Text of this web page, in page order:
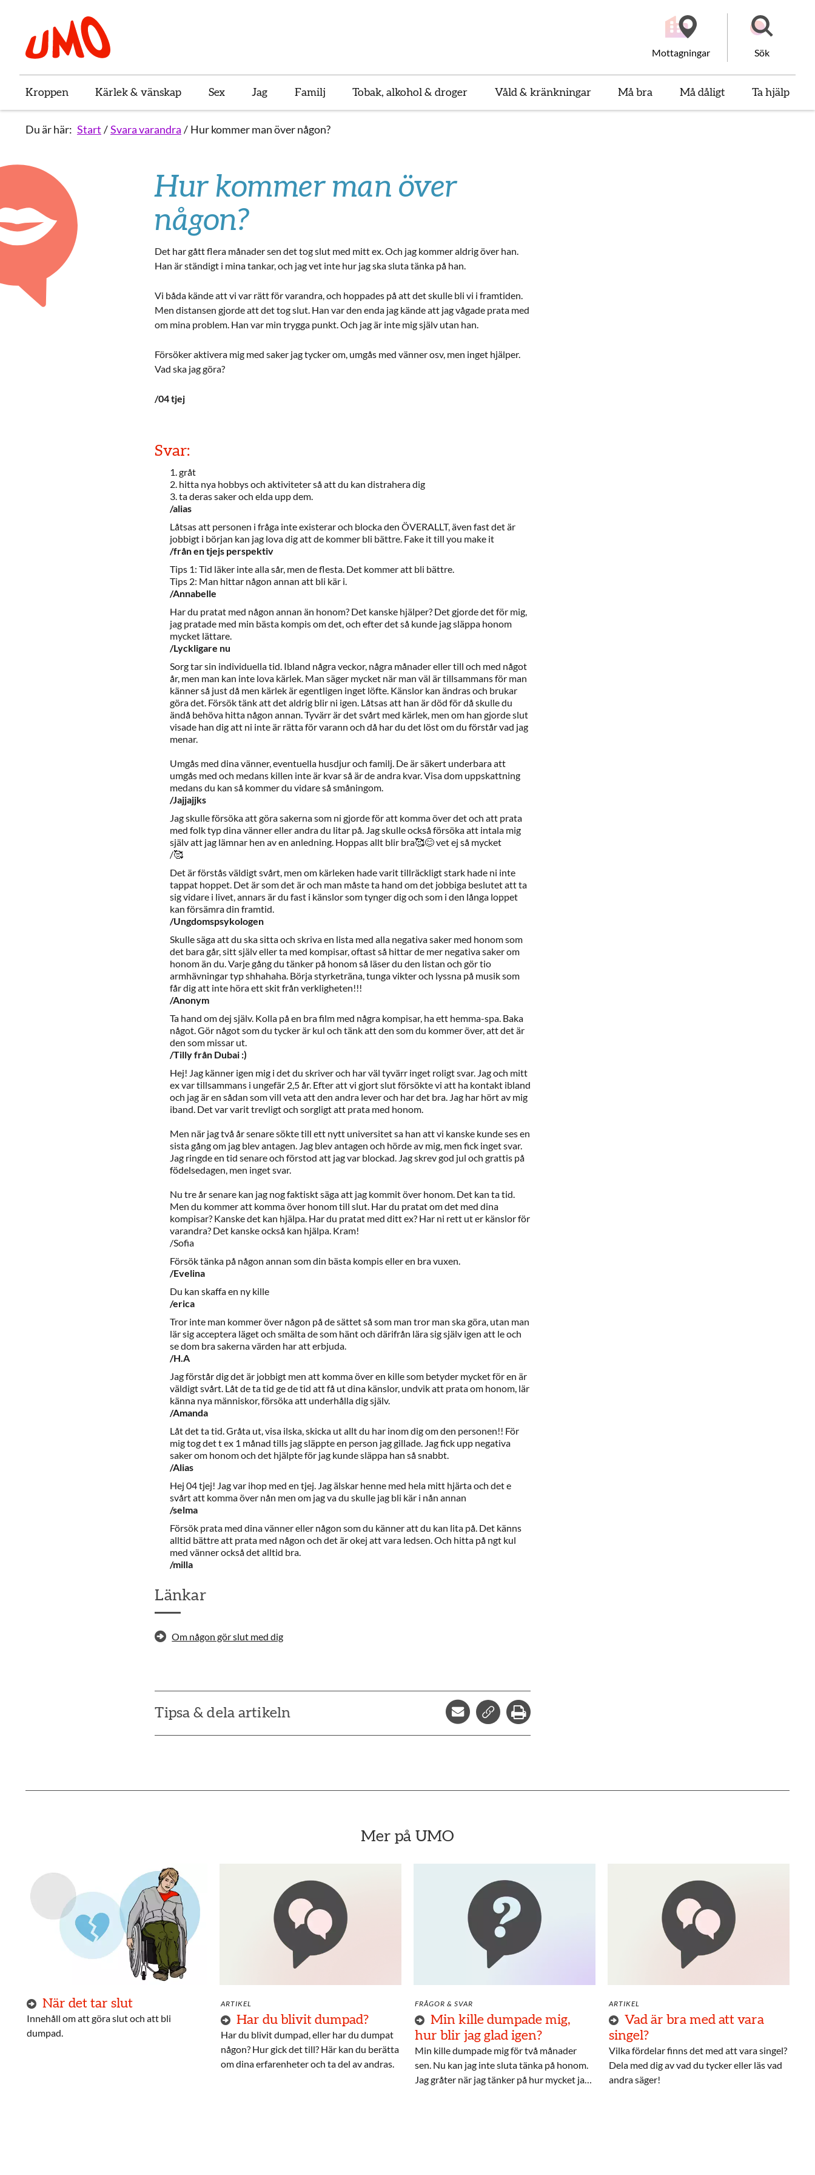
Till startsidan för Umo
Mottagningar Sök
Kroppen Kärlek & vänskap Sex Jag Familj Tobak, alkohol & droger Våld & kränkningar Må bra Må dåligt Ta hjälp
Du är här: Start Svara varandra Hur kommer man över någon?
Hur kommer man över
någon?
Det har gått flera månader sen det tog slut med mitt ex. Och jag kommer aldrig över han.
Han är ständigt i mina tankar, och jag vet inte hur jag ska sluta tänka på han.
Vi båda kände att vi var rätt för varandra, och hoppades på att det skulle bli vi i framtiden.
Men distansen gjorde att det tog slut. Han var den enda jag kände att jag vågade prata med
om mina problem. Han var min trygga punkt. Och jag är inte mig själv utan han.
Försöker aktivera mig med saker jag tycker om, umgås med vänner osv, men inget hjälper.
Vad ska jag göra?
/04 tjej
Svar:
1. gråt
2. hitta nya hobbys och aktiviteter så att du kan distrahera dig
3. ta deras saker och elda upp dem.
/alias
Låtsas att personen i fråga inte existerar och blocka den ÖVERALLT, även fast det är
jobbigt i början kan jag lova dig att de kommer bli bättre. Fake it till you make it
/från en tjejs perspektiv
Tips 1: Tid läker inte alla sår, men de flesta. Det kommer att bli bättre.
Tips 2: Man hittar någon annan att bli kär i.
/Annabelle
Har du pratat med någon annan än honom? Det kanske hjälper? Det gjorde det för mig,
jag pratade med min bästa kompis om det, och efter det så kunde jag släppa honom
mycket lättare.
/Lyckligare nu
Sorg tar sin individuella tid. Ibland några veckor, några månader eller till och med något
år, men man kan inte lova kärlek. Man säger mycket när man väl är tillsammans för man
känner så just då men kärlek är egentligen inget löfte. Känslor kan ändras och brukar
göra det. Försök tänk att det aldrig blir ni igen. Låtsas att han är död för då skulle du
ändå behöva hitta någon annan. Tyvärr är det svårt med kärlek, men om han gjorde slut
visade han dig att ni inte är rätta för varann och då har du det löst om du förstår vad jag
menar.
Umgås med dina vänner, eventuella husdjur och familj. De är säkert underbara att
umgås med och medans killen inte är kvar så är de andra kvar. Visa dom uppskattning
medans du kan så kommer du vidare så småningom.
/Jajjajjks
Jag skulle försöka att göra sakerna som ni gjorde för att komma över det och att prata
med folk typ dina vänner eller andra du litar på. Jag skulle också försöka att intala mig
själv att jag lämnar hen av en anledning. Hoppas allt blir bra🥰😊 vet ej så mycket
/🥰
Det är förstås väldigt svårt, men om kärleken hade varit tillräckligt stark hade ni inte
tappat hoppet. Det är som det är och man måste ta hand om det jobbiga beslutet att ta
sig vidare i livet, annars är du fast i känslor som tynger dig och som i den långa loppet
kan försämra din framtid.
/Ungdomspsykologen
Skulle säga att du ska sitta och skriva en lista med alla negativa saker med honom som
det bara går, sitt själv eller ta med kompisar, oftast så hittar de mer negativa saker om
honom än du. Varje gång du tänker på honom så läser du den listan och gör tio
armhävningar typ shhahaha. Börja styrketräna, tunga vikter och lyssna på musik som
får dig att inte höra ett skit från verkligheten!!!
/Anonym
Ta hand om dej själv. Kolla på en bra film med några kompisar, ha ett hemma-spa. Baka
något. Gör något som du tycker är kul och tänk att den som du kommer över, att det är
den som missar ut.
/Tilly från Dubai :)
Hej! Jag känner igen mig i det du skriver och har väl tyvärr inget roligt svar. Jag och mitt
ex var tillsammans i ungefär 2,5 år. Efter att vi gjort slut försökte vi att ha kontakt ibland
och jag är en sådan som vill veta att den andra lever och har det bra. Jag har hört av mig
iband. Det var varit trevligt och sorgligt att prata med honom.
Men när jag två år senare sökte till ett nytt universitet sa han att vi kanske kunde ses en
sista gång om jag blev antagen. Jag blev antagen och hörde av mig, men fick inget svar.
Jag ringde en tid senare och förstod att jag var blockad. Jag skrev god jul och grattis på
födelsedagen, men inget svar.
Nu tre år senare kan jag nog faktiskt säga att jag kommit över honom. Det kan ta tid.
Men du kommer att komma över honom till slut. Har du pratat om det med dina
kompisar? Kanske det kan hjälpa. Har du pratat med ditt ex? Har ni rett ut er känslor för
varandra? Det kanske också kan hjälpa. Kram!
/Sofia
Försök tänka på någon annan som din bästa kompis eller en bra vuxen.
/Evelina
Du kan skaffa en ny kille
/erica
Tror inte man kommer över någon på de sättet så som man tror man ska göra, utan man
lär sig acceptera läget och smälta de som hänt och därifrån lära sig själv igen att le och
se dom bra sakerna värden har att erbjuda.
/H.A
Jag förstår dig det är jobbigt men att komma över en kille som betyder mycket för en är
väldigt svårt. Låt de ta tid ge de tid att få ut dina känslor, undvik att prata om honom, lär
känna nya människor, försöka att underhålla dig själv.
/Amanda
Låt det ta tid. Gråta ut, visa ilska, skicka ut allt du har inom dig om den personen!! För
mig tog det t ex 1 månad tills jag släppte en person jag gillade. Jag fick upp negativa
saker om honom och det hjälpte för jag kunde släppa han så snabbt.
/Alias
Hej 04 tjej! Jag var ihop med en tjej. Jag älskar henne med hela mitt hjärta och det e
svårt att komma över nån men om jag va du skulle jag bli kär i nån annan
/selma
Försök prata med dina vänner eller någon som du känner att du kan lita på. Det känns
alltid bättre att prata med någon och det är okej att vara ledsen. Och hitta på ngt kul
med vänner också det alltid bra.
/milla
Länkar
Om någon gör slut med dig
Tipsa & dela artikeln
Dela via mejlKopiera länk
Mer på UMO
När det tar slut
Innehåll om att göra slut och att bli
dumpad.
ARTIKEL
Har du blivit dumpad?
Har du blivit dumpad, eller har du dumpat
någon? Hur gick det till? Här kan du berätta
om dina erfarenheter och ta del av andras.
FRÅGOR & SVAR
Min kille dumpade mig,
hur blir jag glad igen?
Min kille dumpade mig för två månader
sen. Nu kan jag inte sluta tänka på honom.
Jag gråter när jag tänker på hur mycket jag
ARTIKEL
Vad är bra med att vara
singel?
Vilka fördelar finns det med att vara singel?
Dela med dig av vad du tycker eller läs vad
andra säger!